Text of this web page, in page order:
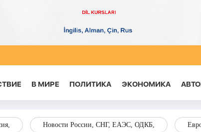
В МИРЕ ПОЛИТИКА ЭКОНОМИКА
Новости России, СНГ, ЕАЭС, ОДКБ,